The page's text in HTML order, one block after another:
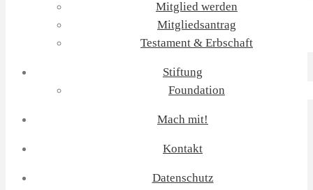
Mitglied werden
Mitgliedsantrag
Testament & Erbschaft
Stiftung
Foundation
Mach mit!
Kontakt
Datenschutz